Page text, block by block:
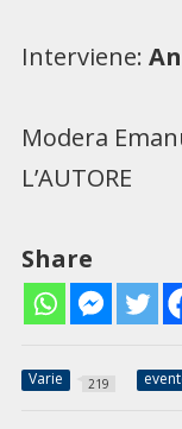
Interviene:
Modera
L’AUTORE
Share
Varie 219